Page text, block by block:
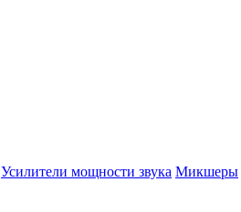
Усилители мощности звука Микшеры